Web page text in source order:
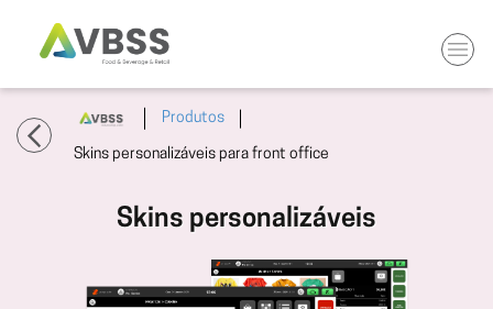
Produtos
Skins personalizáveis para front office
Skins personalizáveis